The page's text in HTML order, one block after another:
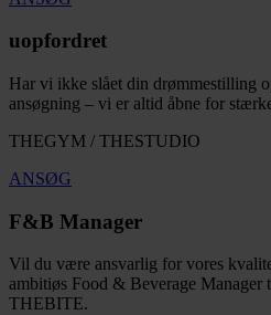
uopfordret
Har vi ikke slået din drømmestilling
ansøgning – vi er altid åbne for
THEGYM / THESTUDIO
ANSØG
F&B Manager
Vil du være ansvarlig for vores
ambitiøs Food & Beverage Manager
THEBITE.